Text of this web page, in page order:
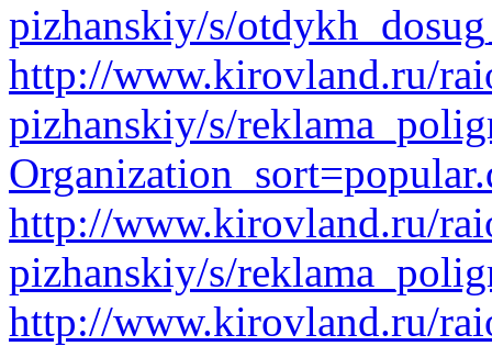
pizhanskiy/s/
http://www.kirovland.ru/
pizhanskiy/s/
http://www.kirovland.ru/
pizhanskiy/s/
http://www.kirovland.ru/